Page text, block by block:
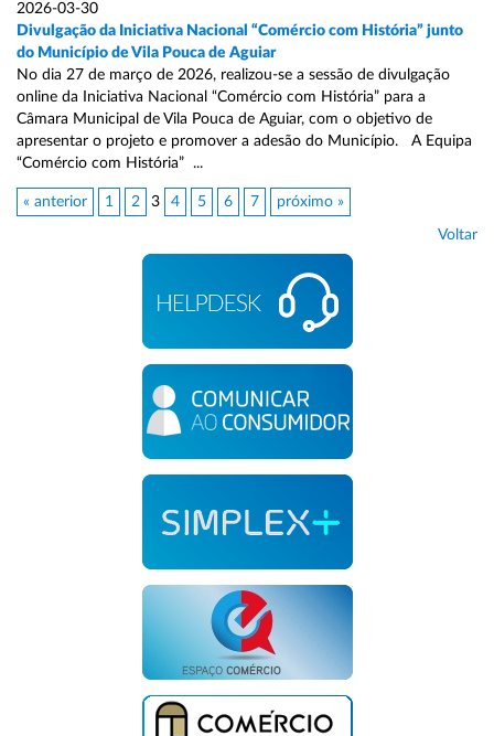
2026-03-30
Divulgação da Iniciativa Nacional “Comércio com História” junto
do Município de Vila Pouca de Aguiar
No dia 27 de março de 2026, realizou-se a sessão de divulgação
online da Iniciativa Nacional “Comércio com História” para a
Câmara Municipal de Vila Pouca de Aguiar, com o objetivo de
apresentar o projeto e promover a adesão do Município. A Equipa
“Comércio com História” ...
« anterior 1 2 3 4 5 6 7 próximo »
Voltar